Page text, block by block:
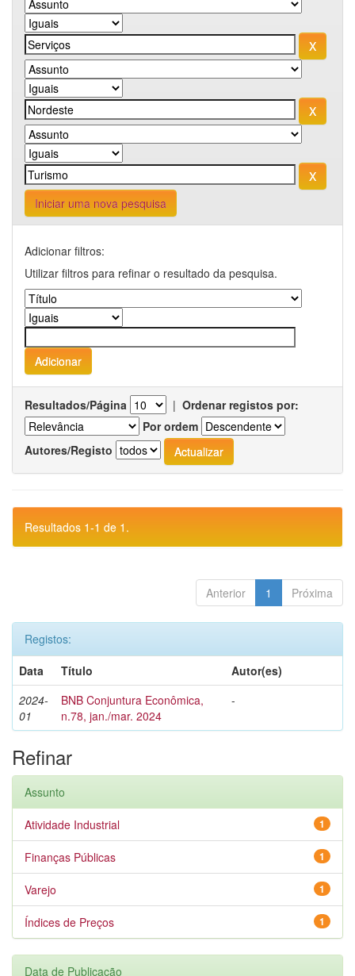
Iniciar uma nova pesquisa
Adicionar filtros:
Utilizar filtros para refinar o resultado da pesquisa.
Resultados/Página | Ordenar registos por:
Por ordem
Autores/Registo
Resultados 1-1 de 1.
Anterior 1 Próxima
Registos:
Data
Título
Autor(es)
2024-
01
BNB Conjuntura Econômica,
n.78, jan./mar. 2024
-
Refinar
Assunto
1
Atividade Industrial
1
Finanças Públicas
1
Varejo
1
Índices de Preços
Data de Publicação